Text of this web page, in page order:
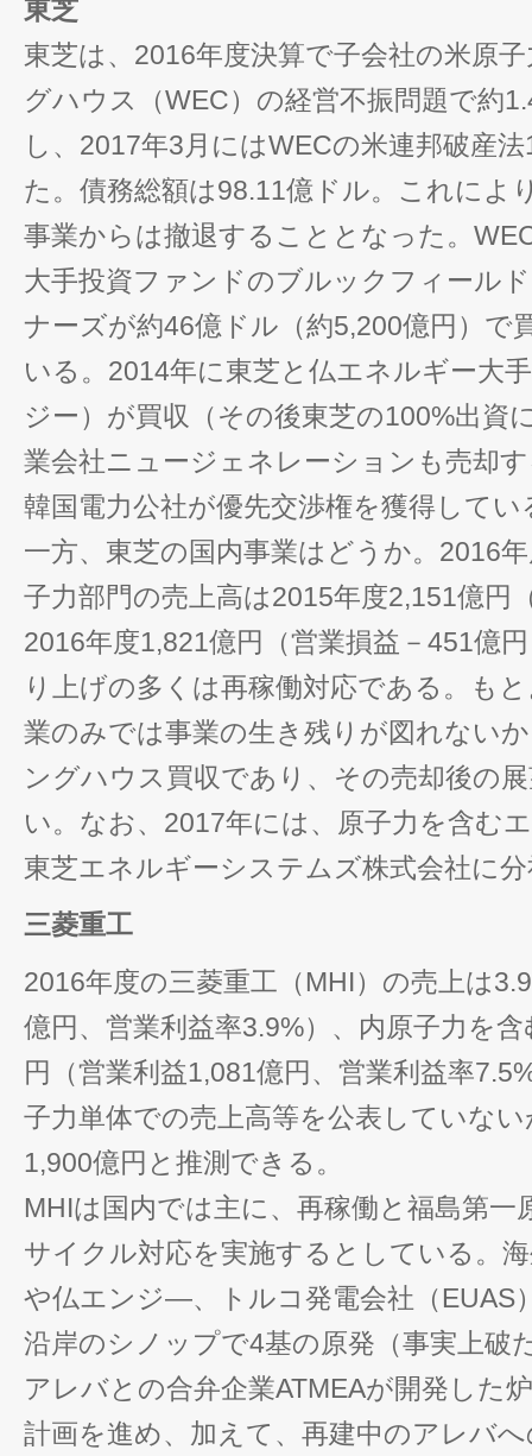
東芝
東芝は、2016年度決算で子会社の米原
グハウス（WEC）の経営不振問題で約
し、2017年3月にはWECの米連邦破産
た。債務総額は98.11億ドル。これによ
事業からは撤退することとなった。
大手投資ファンドのブルックフィール
ナーズが約46億ドル（約5,200億円）で
いる。2014年に東芝と仏エネルギー大
ジー）が買収（その後東芝の100%出資
業会社ニュージェネレーションも売却
韓国電力公社が優先交渉権を獲得してい
一方、東芝の国内事業はどうか。2016
子力部門の売上高は2015年度2,151億円
2016年度1,821億円（営業損益－451億
り上げの多くは再稼働対応である。も
業のみでは事業の生き残りが図れない
ングハウス買収であり、その売却後の
い。なお、2017年には、原子力を含む
東芝エネルギーシステムズ株式会社に
三菱重工
2016年度の三菱重工（MHI）の売上は
億円、営業利益率3.9%）、内原子力を
円（営業利益1,081億円、営業利益率
子力単体での売上高等を公表していな
1,900億円と推測できる。
MHIは国内では主に、再稼働と福島第一
サイクル対応を実施するとしている。
や仏エンジ―、トルコ発電会社（EUAS
沿岸のシノップで4基の原発（事実上破
アレバとの合弁企業ATMEAが開発した
計画を進め、加えて、再建中のアレバ